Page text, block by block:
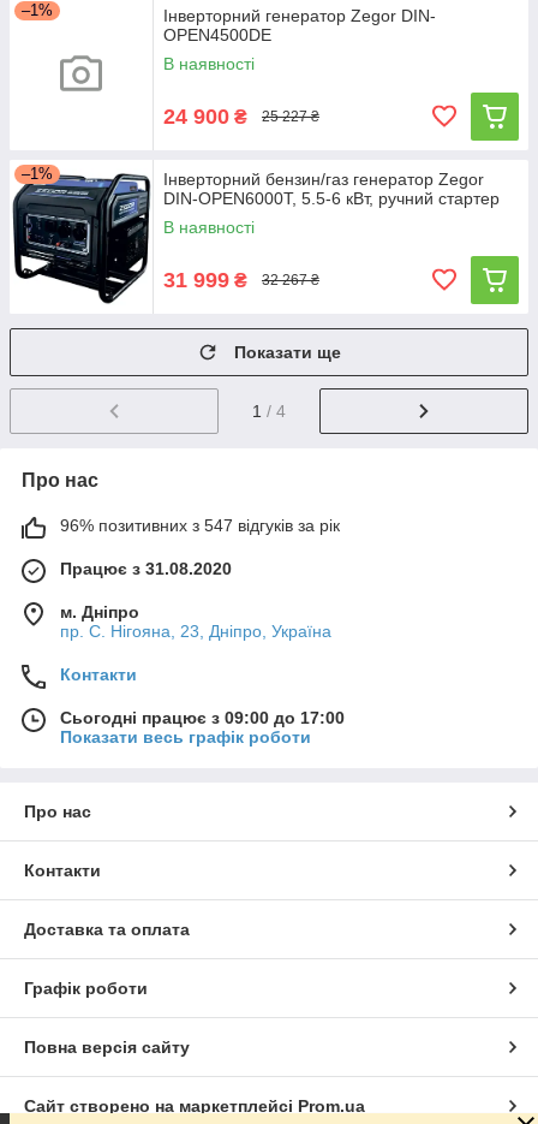
–1%
Інверторний генератор Zegor DIN-
OPEN4500DE
В наявності
24 900 ₴ 25 227 ₴
–1%
Інверторний бензин/газ генератор Zegor
DIN-OPEN6000T, 5.5-6 кВт, ручний стартер
В наявності
31 999 ₴ 32 267 ₴
Показати ще
1 / 4
Про нас
96% позитивних з 547 відгуків за рік
Працює з 31.08.2020
м. Дніпро
пр. С. Нігояна, 23, Дніпро, Україна
Контакти
Сьогодні працює з 09:00 до 17:00
Показати весь графік роботи
Про нас
Контакти
Доставка та оплата
Графік роботи
Повна версія сайту
Сайт створено на маркетплейсі Prom.ua